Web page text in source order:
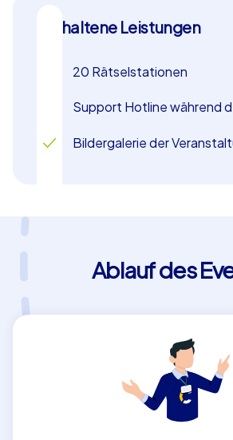
Enthaltene Leistungen
20 Rätselstationen
Support Hotline während
Bildergalerie der
Ablauf des